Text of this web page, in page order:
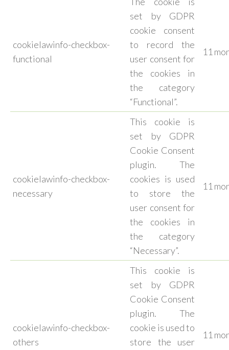
cookielawinfo-checkbox-
functional
set by GDPR
cookie consent
to record the
user consent for
the cookies in
the category
“Functional”.
11
cookielawinfo-checkbox-
necessary
This cookie is
set by GDPR
Cookie Consent
plugin. The
cookies is used
to store the
user consent for
the cookies in
the category
“Necessary”.
11
cookielawinfo-checkbox-
others
This cookie is
set by GDPR
Cookie Consent
plugin. The
cookie is used to
store the user
11